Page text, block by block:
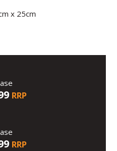
x 25cm
RRP
RRP